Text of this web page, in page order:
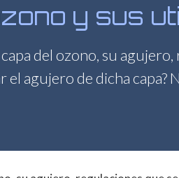
y sus
del ozono, su
agujero de dicha capa?